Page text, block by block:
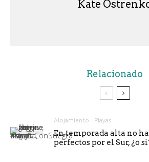
Kate
Relacionado
Alojamiento Playas
En temporada alta no
perfectos por el Sur, ¿o